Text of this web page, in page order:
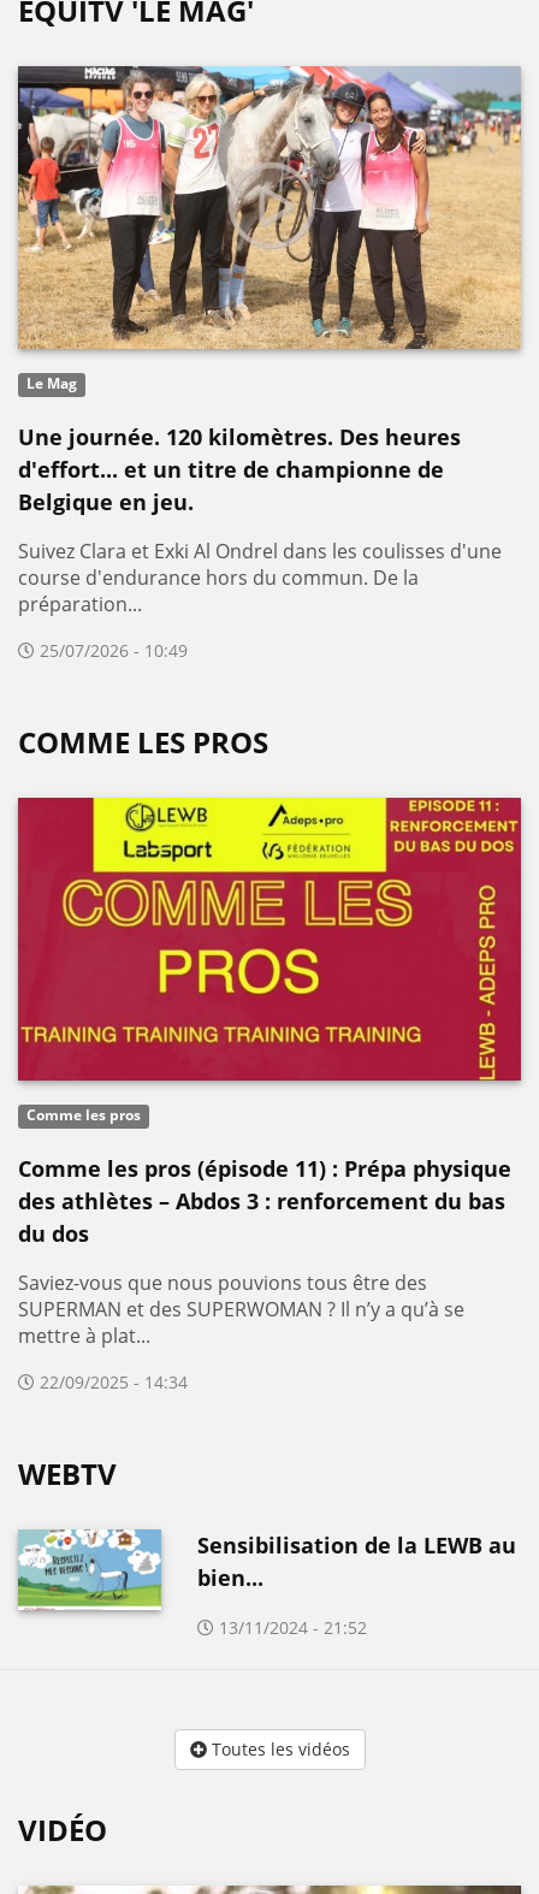
EQUITV 'LE MAG'
Le Mag
Une journée. 120 kilomètres. Des heures
d'effort... et un titre de championne de
Belgique en jeu.
Suivez Clara et Exki Al Ondrel dans les coulisses d'une
course d'endurance hors du commun. De la
préparation...
25/07/2026 - 10:49
COMME LES PROS
Comme les pros
Comme les pros (épisode 11) : Prépa physique
des athlètes – Abdos 3 : renforcement du bas
du dos
Saviez-vous que nous pouvions tous être des
SUPERMAN et des SUPERWOMAN ? Il n’y a qu’à se
mettre à plat...
22/09/2025 - 14:34
WEBTV
Sensibilisation de la LEWB au
bien...
13/11/2024 - 21:52
Toutes les vidéos
VIDÉO